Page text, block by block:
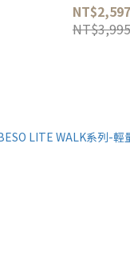
NT$2,597
NT$3,995